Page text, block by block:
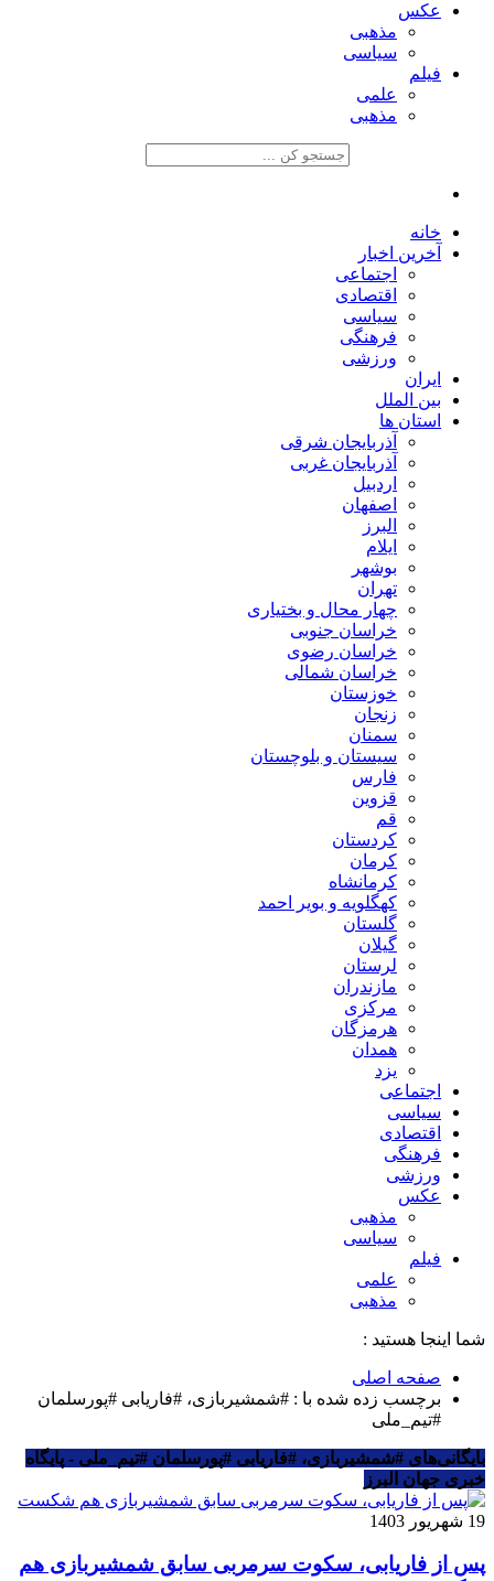
عکس
مذهبی
سیاسی
فیلم
علمی
مذهبی
خانه
آخرین اخبار
اجتماعی
اقتصادی
سیاسی
فرهنگی
ورزشی
ایران
بین الملل
استان ها
آذربایجان شرقی
آذربایجان غربی
اردبیل
اصفهان
البرز
ایلام
بوشهر
تهران
چهار محال و بختیاری
خراسان جنوبی
خراسان رضوی
خراسان شمالی
خوزستان
زنجان
سمنان
سیستان و بلوچستان
فارس
قزوین
قم
کردستان
کرمان
کرمانشاه
کهگلویه و بویر احمد
گلستان
گیلان
لرستان
مازندران
مرکزی
هرمزگان
همدان
یزد
اجتماعی
سیاسی
اقتصادی
فرهنگی
ورزشی
عکس
مذهبی
سیاسی
فیلم
علمی
مذهبی
شما اینجا هستید :
صفحه اصلی
برچسب زده شده با : #شمشیربازی، #فاریابی #پورسلمان
#تیم_ملی
بایگانی‌های #شمشیربازی، #فاریابی #پورسلمان #تیم_ملی - پایگاه
خبری جهان البرز
19 شهریور 1403
پس از فاریابی، سکوت سرمربی سابق شمشیربازی هم